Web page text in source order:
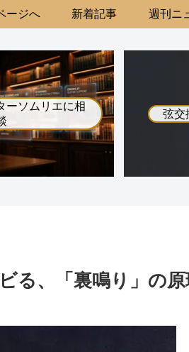
ージへ 新着記事 週刊ニ
ーソムリエに相
弦交
る、「裏鳴り」の